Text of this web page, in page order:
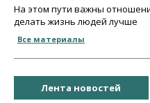
На этом пути важны
делать жизнь людей лучше
Все материалы
Лента новостей